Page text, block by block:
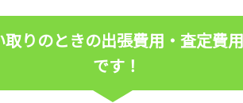
りのときの出張費用・査定費
です！